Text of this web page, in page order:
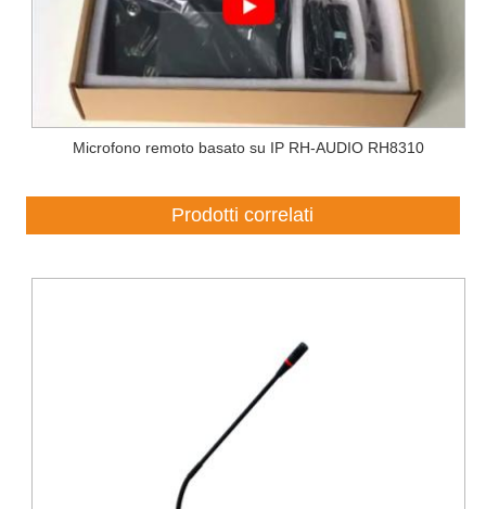
Microfono remoto basato su IP RH-AUDIO RH8310
Prodotti correlati